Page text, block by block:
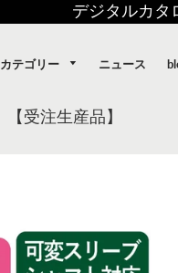
デジタルカタ
テゴリー ニュース
受注生産品】